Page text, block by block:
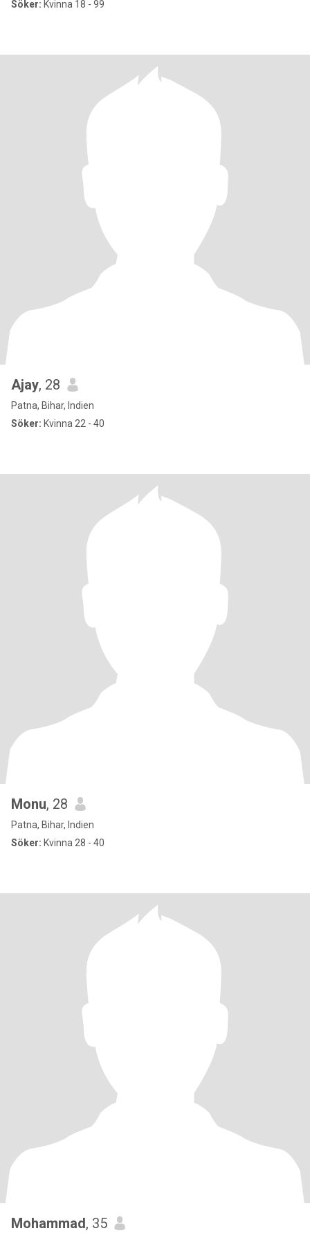
Söker: Kvinna 18 - 99
Ajay, 28
Patna, Bihar, Indien
Söker: Kvinna 22 - 40
Monu, 28
Patna, Bihar, Indien
Söker: Kvinna 28 - 40
Mohammad, 35